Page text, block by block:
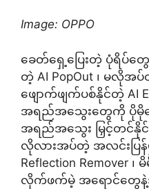
Image: OPPO
ခေတ်ရှေ့ပြေးတဲ့ ပုံရိပ်တွ
တဲ့ AI PopOut ၊ မလို
ဖျောက်ဖျက်ပစ်နိုင်တဲ့ AI
အရည်အသွေးတွေကို ပိုမိုက
အရည်အသွေး မြှင့်တင်နိုင်မဲ့
လိုလားအပ်တဲ့ အလင်းပြန်
Reflection Remover
လိုက်ဖက်မဲ့ အရောင်တွေနဲ့